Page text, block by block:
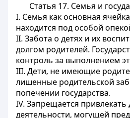
Статья 17. Семья и
I. Семья как основная
находится под особой
II. Забота о детях и их
долгом родителей.
контроль за выполнением
III. Дети, не имеющие
лишенные родительской
попечении государства.
IV. Запрещается привлекать
деятельности, могущей